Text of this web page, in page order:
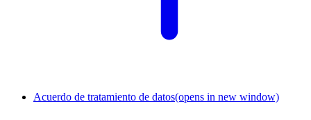
Acuerdo de tratamiento de datos(opens in new window)